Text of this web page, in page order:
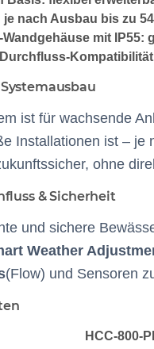
je nach Ausbau bis zu
mit IP55:
Kompatibilität
ist für wachsende
Installationen ist –
ohne
& Sicherheit
und sichere
Weather
(Flow) und Sensoren
HCC-800-